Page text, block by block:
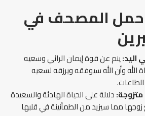
حمل المصحف في
ينم عن قوة إيمان الرائي وسعيه
الله وأن الله سيوفقه ويرزقه لسعيه
متزوجة:دلالة على الحياة الهادئة والسعيدة
مما سيزيد من الطمأنينة في قلبها